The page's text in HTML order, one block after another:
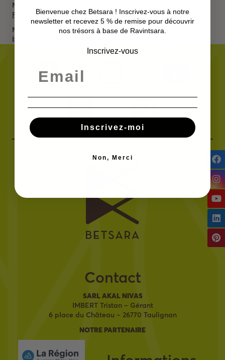
Mais aussi, le centre de yoga
Fripes
Merci à l’équipe deatma.bio(Romain et Atma) pour le
beau packaging, parce que l’idée vient d’eux !!
Contact
SARL AKAL NIVAS
IMBERT Tristan – Gérant
6 place du Château – 26770 Taulignan
NOTRE PARTENAIRE
Bienvenue chez Betsara ! Inscrivez-vous à notre
newsletter et recevez 5 % de remise pour découvrir
nos trésors à base de Ravintsara.
Inscrivez-vous
Inscrivez-moi
Non, Merci